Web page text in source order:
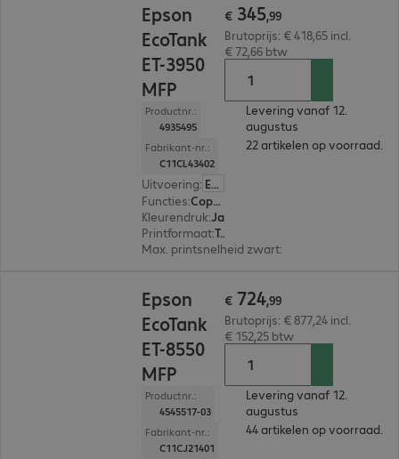
Epson
EcoTank
ET-3950
MFP
Productnr.:
4935495
Fabrikant-nr.:
C11CL43402
Uitvoering: Europa
Functies:
Copy, Print, Scan
Kleurendruk:Ja
Printformaat: Tot max. A4
Max. printsnelheid zwart:
€ 345,99
Brutoprijs: € 418,65 incl.
€ 72,66 btw
Levering vanaf 12.
augustus
22 artikelen op voorraad.
Epson
EcoTank
ET-8550
MFP
Productnr.:
4545517-03
Fabrikant-nr.:
C11CJ21401
€ 724,99
Brutoprijs: € 877,24 incl.
€ 152,25 btw
Levering vanaf 12.
augustus
44 artikelen op voorraad.